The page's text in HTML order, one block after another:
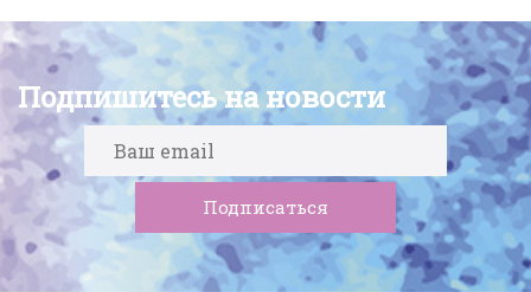
Подпишитесь на новости